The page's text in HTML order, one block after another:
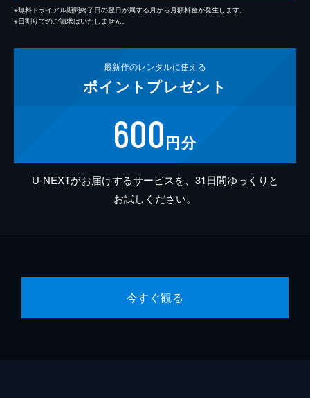
※無料トライアル期間終了日の翌日が属する月から月額料金が発生します。
※日割りでのご請求はいたしません。
最新作のレンタルに使える
ポイント プレゼント
600円分
U-NEXTがお届けするサービスを、31日間ゆっくりと
お試しください。
今すぐ観る